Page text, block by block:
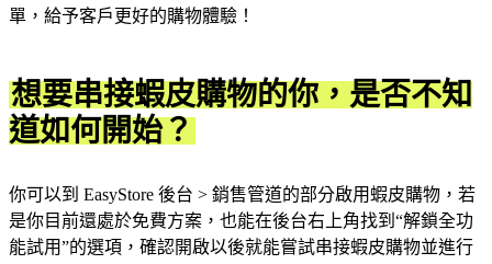
單，給予客戶更好的購物體驗！
想要串接蝦皮購物的你，是否不知
道如何開始？
你可以到 EasyStore 後台 > 銷售管道的部分啟用蝦皮購物，若
是你目前還處於免費方案，也能在後台右上角找到“解鎖全功
能試用”的選項，確認開啟以後就能嘗試串接蝦皮購物並進行